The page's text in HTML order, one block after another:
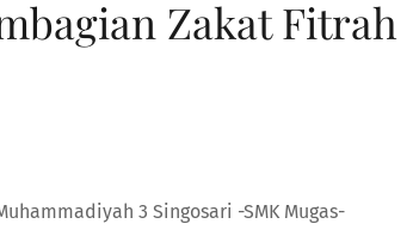
Zakat Fitrah
3 Singosari -SMK Mugas-